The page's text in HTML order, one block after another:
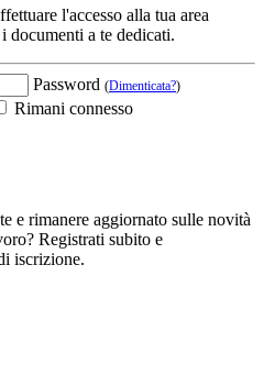
l'accesso alla tua area
documenti a te dedicati.
Password (Dimenticata?)
Rimani connesso
e rimanere aggiornato sulle novità
Registrati subito e
iscrizione.